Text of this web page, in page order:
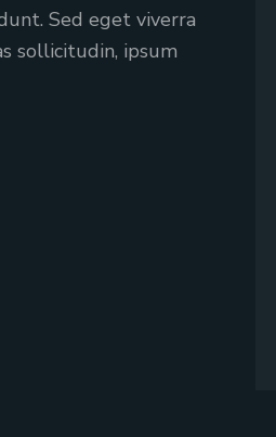
le
volume.
Sed eget viverra
sollicitudin, ipsum